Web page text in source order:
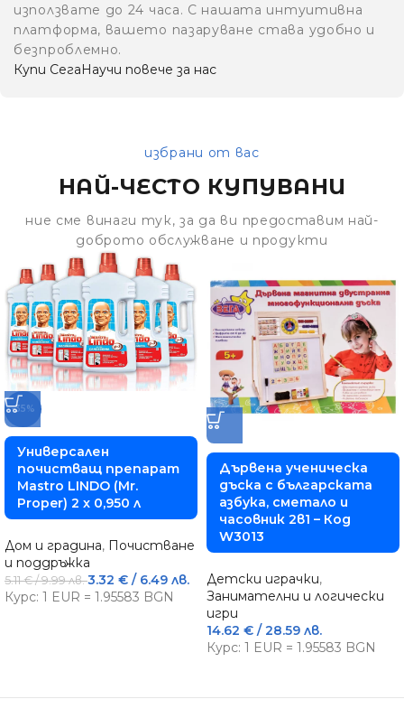
използвате до 24 часа. С нашата интуитивна
платформа, вашето пазаруване става удобно и
безпроблемно.
Купи СегаНаучи повече за нас
избрани от вас
НАЙ-ЧЕСТО КУПУВАНИ
ние сме винаги тук, за да ви предоставим най-
доброто обслужване и продукти
-35%
Универсален
почистващ препарат
Mastro LINDO (Mr.
Proper) 2 x 0,950 л
Дом и градина, Почистване
и поддръжка
5.11€/ 9.99 лв.3.32 € / 6.49 лв.
Курс: 1 EUR = 1.95583 BGN
Дървена ученическа
дъска с българската
азбука, сметало и
часовник 2в1 – Код
W3013
Детски играчки,
Занимателни и логически
игри
14.62 € / 28.59 лв.
Курс: 1 EUR = 1.95583 BGN